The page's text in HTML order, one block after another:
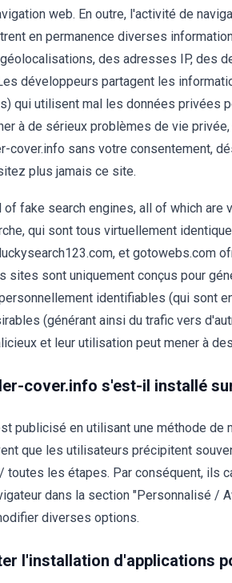
web. En outre, l'activité de
en permanence diverses
des adresses IP, des
développeurs partagent les
qui utilisent mal les données privées
à de sérieux problèmes de vie
cover.info sans votre consentement,
plus jamais ce site.
fake search engines, all of which
qui sont tous virtuellement
et gotowebs.com
sites sont uniquement conçus pour
identifiables (qui sont
(générant ainsi du trafic vers
et leur utilisation peut mener à
cover.info s'est-il installé
publicisé en utilisant une méthode de
que les utilisateurs précipitent
toutes les étapes. Par conséquent, ils
dans la section "Personnalisé /
diverses options.
l'installation d'applications